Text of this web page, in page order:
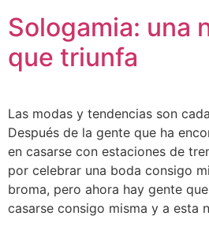
Sologamia: una
que triunfa
Las modas y tendencias son
Después de la gente que ha
en casarse con estaciones de
por celebrar una boda consigo
broma, pero ahora hay gente
casarse consigo misma y a esta